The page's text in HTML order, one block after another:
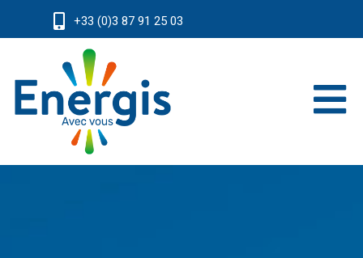
+33 (0)3 87 91 25 03